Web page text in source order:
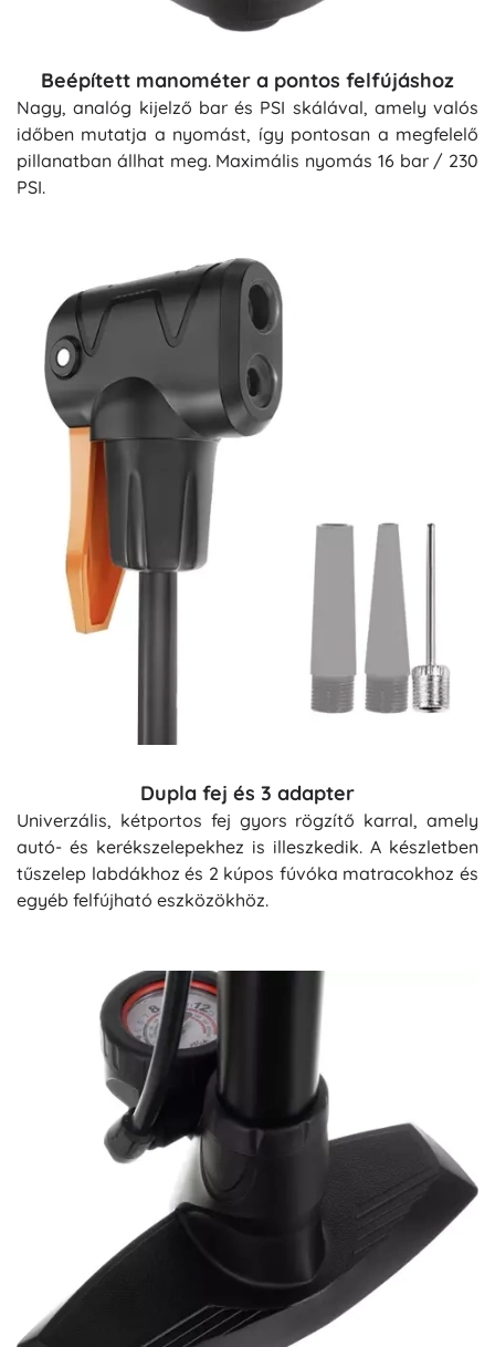
Beépített manométer a pontos felfújáshoz
Nagy, analóg kijelző bar és PSI skálával, amely valós
időben mutatja a nyomást, így pontosan a megfelelő
pillanatban állhat meg. Maximális nyomás 16 bar / 230
PSI.
Dupla fej és 3 adapter
Univerzális, kétportos fej gyors rögzítő karral, amely
autó- és kerékszelepekhez is illeszkedik. A készletben
tűszelep labdákhoz és 2 kúpos fúvóka matracokhoz és
egyéb felfújható eszközökhöz.